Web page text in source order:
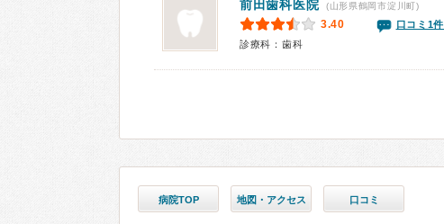
前田歯科医院 (山形県鶴岡市淀川町)
3.40
口コミ1件
診療科：歯科
病院TOP 地図・アクセス 口コミ